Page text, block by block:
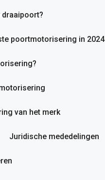
draaipoort?
poortmotorisering in 2024
van het merk
Juridische mededelingen